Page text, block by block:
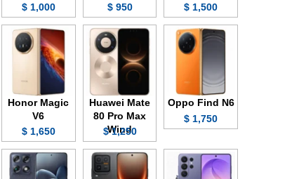
1,500 $
950 $
1,000 $
Oppo Find N6
1,750 $
Huawei Mate
80 Pro Max
Wind
1,250 $
Honor Magic
V6
1,650 $